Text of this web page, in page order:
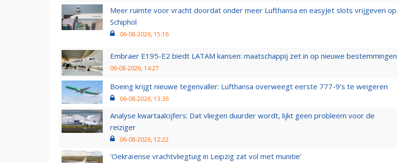
Meer ruimte voor vracht doordat onder meer Lufthansa en easyJet slots vrijgeven op
Schiphol
06-08-2026, 15:16
Embraer E195-E2 biedt LATAM kansen: maatschappij zet in op nieuwe bestemmingen
06-08-2026, 14:27
Boeing krijgt nieuwe tegenvaller: Lufthansa overweegt eerste 777-9’s te weigeren
06-08-2026, 13:36
Analyse kwartaalcijfers: Dat vliegen duurder wordt, lijkt geen probleem voor de
reiziger
06-08-2026, 12:22
'Oekraïense vrachtvliegtuig in Leipzig zat vol met munitie'